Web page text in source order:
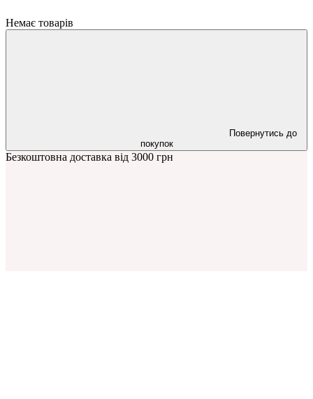
Немає товарів
Повернутись до
покупок
Безкоштовна доставка від 3000 грн